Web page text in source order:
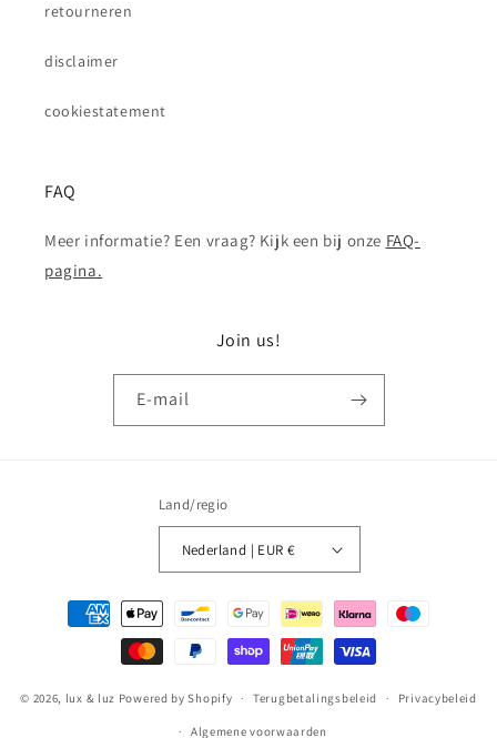
retourneren
disclaimer
cookiestatement
FAQ
Meer informatie? Een vraag? Kijk een bij onze FAQ-
pagina.
Join us!
E‑mail
Land/regio
Nederland | EUR €
Betaalmethoden
© 2026, lux & luz Powered by Shopify Terugbetalingsbeleid Privacybeleid
Algemene voorwaarden